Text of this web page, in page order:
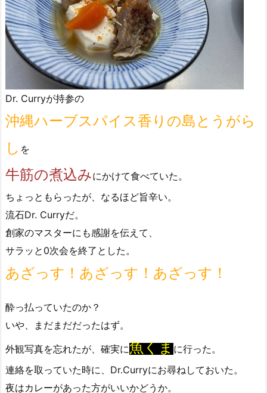
Dr. Curryが持参の
沖縄ハーブスパイス香りの島とうがら
し を
牛筋の煮込みにかけて食べていた。
ちょっともらったが、なるほど旨辛い。
流石Dr. Curryだ。
創家のマスターにも感謝を伝えて、
サラッと0次会を終了とした。
あざっす！あざっす！あざっす！
酔っ払っていたのか？
いや、まだまだだったはず。
外観写真を忘れたが、確実に魚くまに行った。
連絡を取っていた時に、Dr.Curryにお尋ねしておいた。
夜はカレーがあった方がいいかどうか。